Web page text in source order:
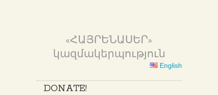
«ՀԱՅՐԵՆԱՍԵՐ»
կազմակերպություն
English
DONATE!